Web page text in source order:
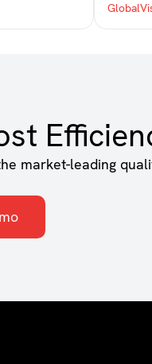
market-leading